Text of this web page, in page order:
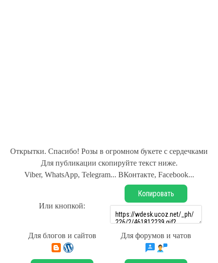
Открытки. Спасибо! Розы в огромном букете с сердечками
Для публикации скопируйте текст ниже.
Viber, WhatsApp, Telegram... ВКонтакте, Facebook...
Или кнопкой:
Копировать
Для блогов и сайтов Для форумов и чатов